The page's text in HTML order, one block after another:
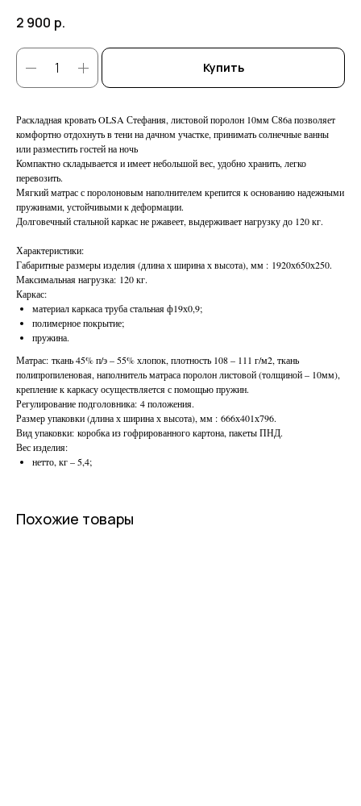
2 900 р.
Купить
Раскладная кровать OLSA Стефания, листовой поролон 10мм С86а позволяет
комфортно отдохнуть в тени на дачном участке, принимать солнечные ванны
или разместить гостей на ночь
Компактно складывается и имеет небольшой вес, удобно хранить, легко
перевозить.
Мягкий матрас с поролоновым наполнителем крепится к основанию надежными
пружинами, устойчивыми к деформации.
Долговечный стальной каркас не ржавеет, выдерживает нагрузку до 120 кг.
Характеристики:
Габаритные размеры изделия (длина х ширина х высота), мм : 1920х650х250.
Максимальная нагрузка: 120 кг.
Каркас:
материал каркаса труба стальная ф19х0,9;
полимерное покрытие;
пружина.
Матрас: ткань 45% п/э – 55% хлопок, плотность 108 – 111 г/м2, ткань
полипропиленовая, наполнитель матраса поролон листовой (толщиной – 10мм),
крепление к каркасу осуществляется с помощью пружин.
Регулирование подголовника: 4 положения.
Размер упаковки (длина х ширина х высота), мм : 666х401х796.
Вид упаковки: коробка из гофрированного картона, пакеты ПНД.
Вес изделия:
нетто, кг – 5,4;
Похожие товары